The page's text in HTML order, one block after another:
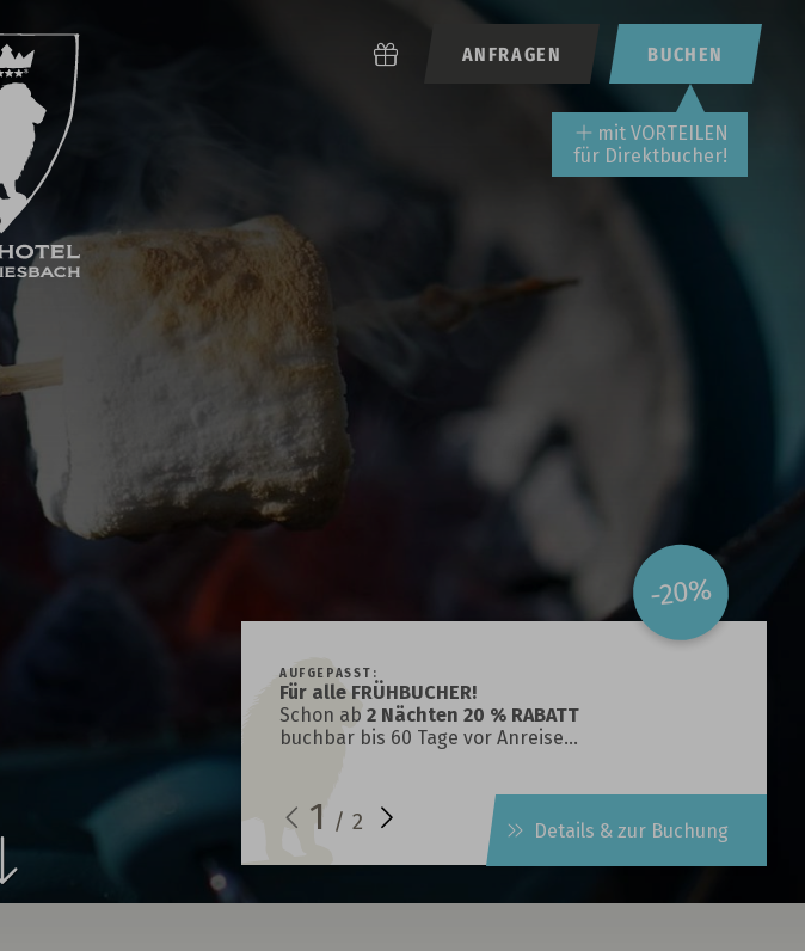
BUCHEN
ANFRAGEN
mit VORTEILEN
für Direktbucher!
Aus
Leidenschaft
1 / 2
-20%
AUFGEPASST:
Für alle FRÜHBUCHER!
Schon ab 2 Nächten 20 % RABATT
buchbar bis 60 Tage vor Anreise…
Details & zur Buchung